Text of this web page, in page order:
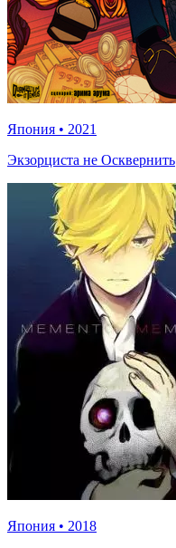
Япония • 2021
Экзорциста не Осквернить
Япония • 2018